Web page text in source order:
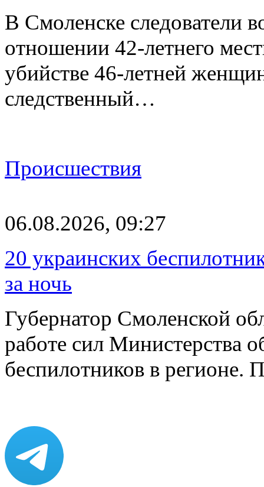
В Смоленске следователи
отношении 42-летнего
убийстве 46-летней
следственный…
Происшествия
06.08.2026, 09:27
20 украинских
за ночь
Губернатор Смоленской
работе сил Министерства
беспилотников в регионе.